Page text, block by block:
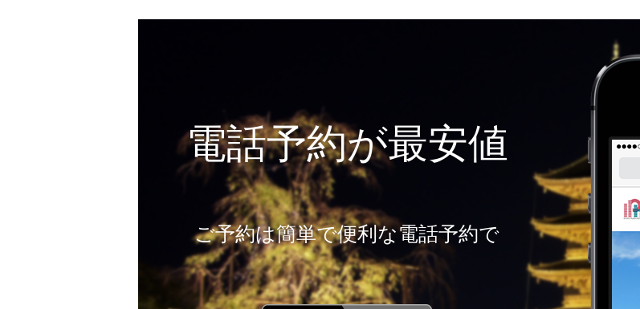
電話予約が最安値
ご予約は簡単で便利な電話予約で